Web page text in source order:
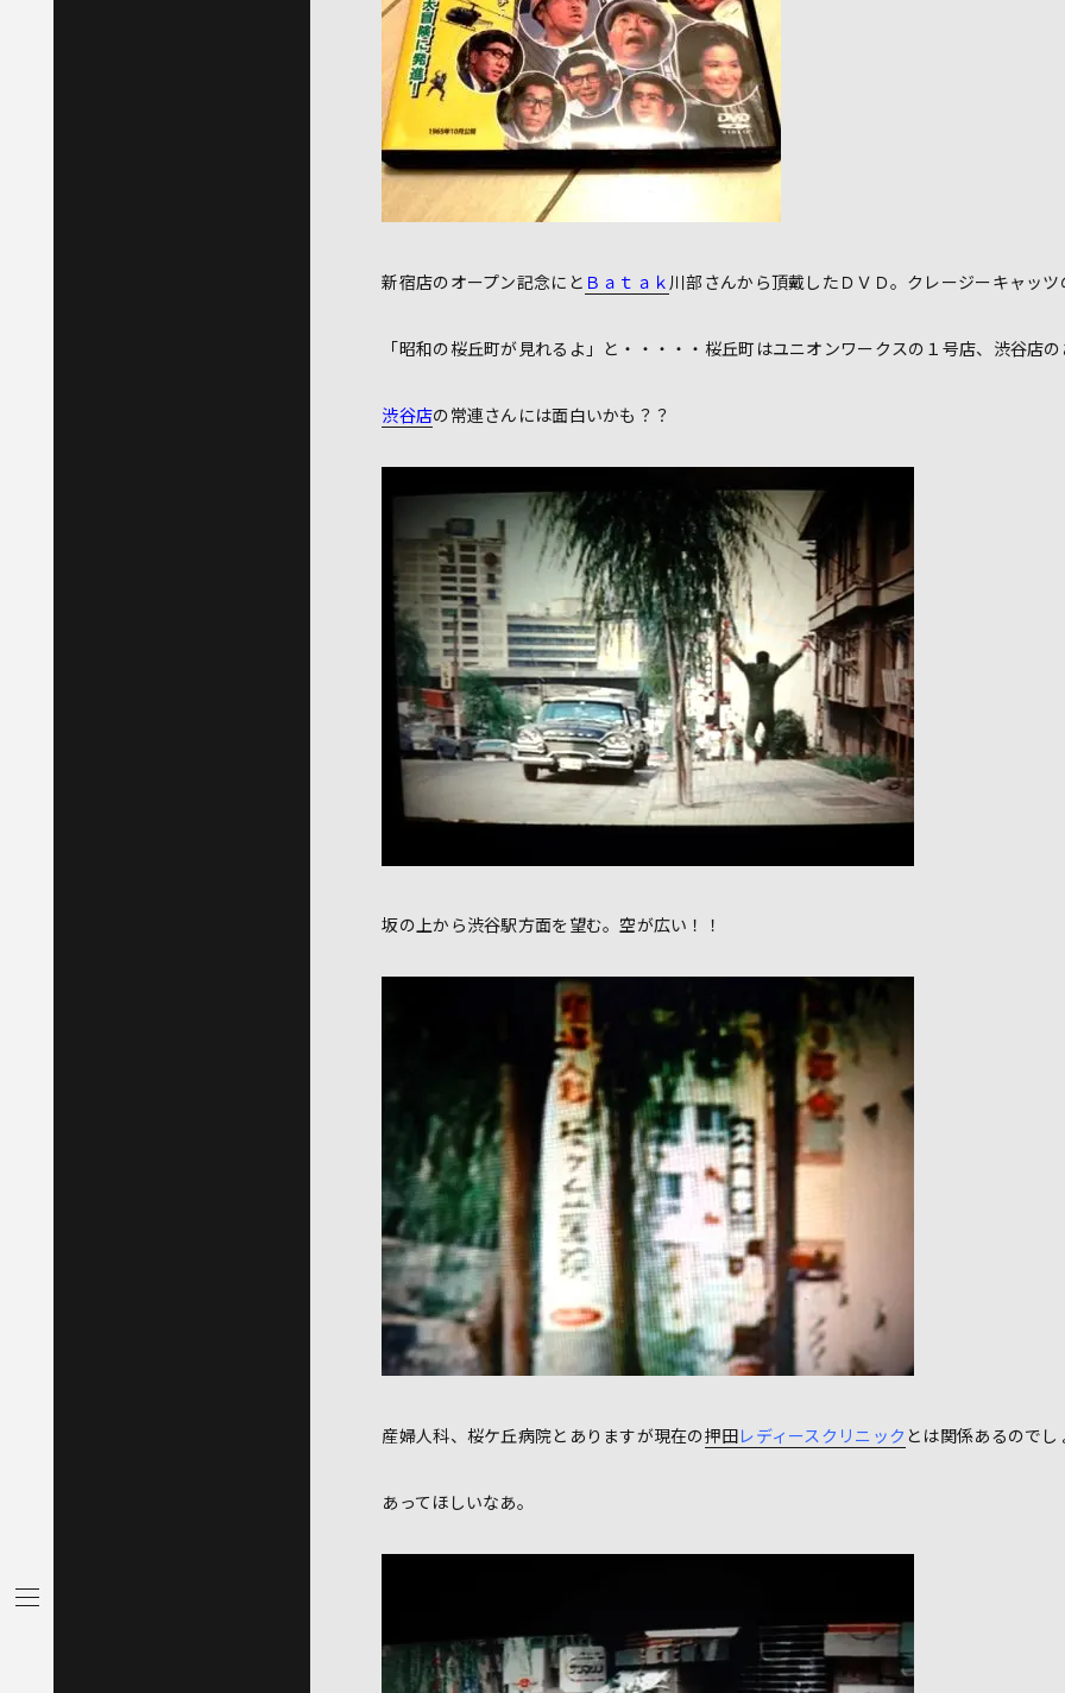
新宿店のオープン記念にと Ｂａｔａｋ川部さんから頂戴したＤＶＤ。クレージーキャッツ
「昭和の桜丘町が見れるよ」と・・・・・桜丘町はユニオンワークスの１号店、渋谷店
渋谷店の常連さんには面白いかも？？
坂の上から渋谷駅方面を望む。空が広い！！
産婦人科、桜ケ丘病院とありますが現在の押田レディースクリニック とは関係あるのでし
あってほしいなあ。